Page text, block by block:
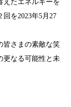
えたエネルギーを
を2023年5月27
皆さまの素敵な笑
更なる可能性と未